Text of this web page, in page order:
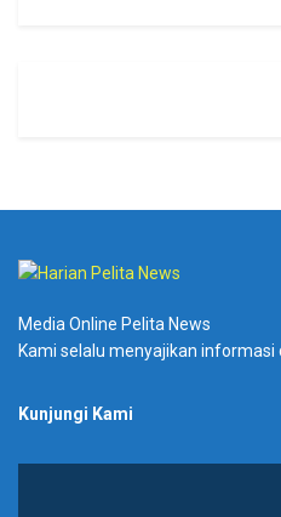
Media Online Pelita News
Kami selalu menyajikan
Kunjungi Kami